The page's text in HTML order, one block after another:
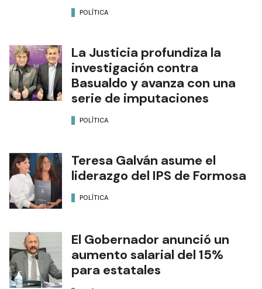
POLÍTICA
La Justicia profundiza la
investigación contra
Basualdo y avanza con una
serie de imputaciones
POLÍTICA
Teresa Galván asume el
liderazgo del IPS de Formosa
POLÍTICA
El Gobernador anunció un
aumento salarial del 15%
para estatales